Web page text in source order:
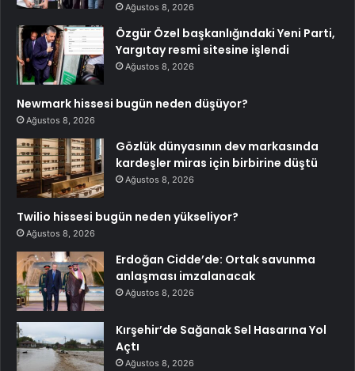
Ağustos 8, 2026
Özgür Özel başkanlığındaki Yeni Parti,
Yargıtay resmi sitesine işlendi
Ağustos 8, 2026
Newmark hissesi bugün neden düşüyor?
Ağustos 8, 2026
Gözlük dünyasının dev markasında
kardeşler miras için birbirine düştü
Ağustos 8, 2026
Twilio hissesi bugün neden yükseliyor?
Ağustos 8, 2026
Erdoğan Cidde’de: Ortak savunma
anlaşması imzalanacak
Ağustos 8, 2026
Kırşehir’de Sağanak Sel Hasarına Yol
Açtı
Ağustos 8, 2026